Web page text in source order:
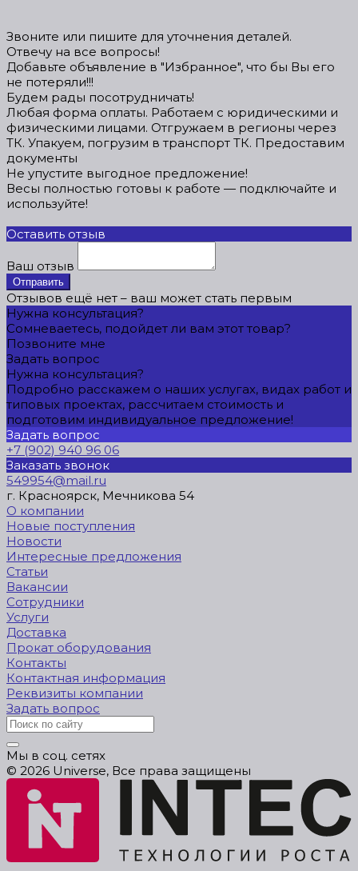
Звоните или пишите для уточнения деталей.
Отвечу на все вопросы!
Добавьте объявление в "Избранное", что бы Вы его
не потеряли!!!
Будем рады посотрудничать!
Любая форма оплаты. Работаем с юридическими и
физическими лицами. Отгружаем в регионы через
ТК. Упакуем, погрузим в транспорт ТК. Предоставим
документы
Не упустите выгодное предложение!
Весы полностью готовы к работе — подключайте и
используйте!
Оставить отзыв
Ваш отзыв
Отправить
Отзывов ещё нет – ваш может стать первым
Нужна консультация?
Сомневаетесь, подойдет ли вам этот товар?
Позвоните мне
Задать вопрос
Нужна консультация?
Подробно расскажем о наших услугах, видах работ и
типовых проектах, рассчитаем стоимость и
подготовим индивидуальное предложение!
Задать вопрос
+7 (902) 940 96 06
Заказать звонок
549954@mail.ru
г. Красноярск, Мечникова 54
О компании
Новые поступления
Новости
Интересные предложения
Статьи
Вакансии
Сотрудники
Услуги
Доставка
Прокат оборудования
Контакты
Контактная информация
Реквизиты компании
Задать вопрос
Мы в соц. сетях
© 2026 Universe, Все права защищены